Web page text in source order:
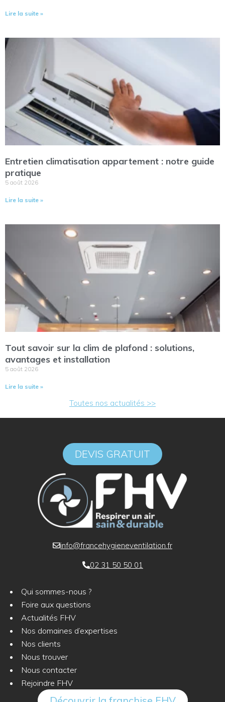
Lire la suite »
Entretien climatisation appartement : notre guide
pratique
5 août 2026
Lire la suite »
Tout savoir sur la clim de plafond : solutions,
avantages et installation
5 août 2026
Lire la suite »
Toutes nos actualités >>
DEVIS GRATUIT
info@francehygieneventilation.fr
02 31 50 50 01
Qui sommes-nous ?
Foire aux questions
Actualités FHV
Nos domaines d’expertises
Nos clients
Nous trouver
Nous contacter
Rejoindre FHV